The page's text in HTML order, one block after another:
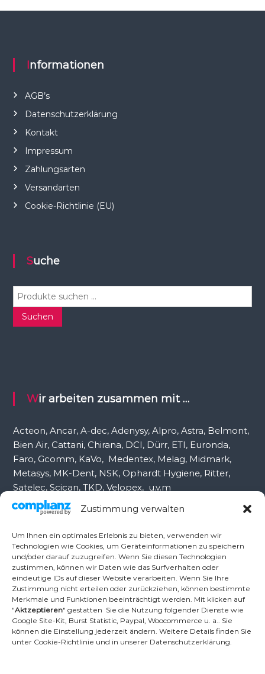
Zustimmung verwalten
Um Ihnen ein optimales Erlebnis zu bieten, verwenden wir
Technologien wie Cookies, um Geräteinformationen zu speichern
und/oder darauf zuzugreifen. Wenn Sie diesen Technologien
zustimmen, können wir Daten wie das Surfverhalten oder
eindeutige IDs auf dieser Website verarbeiten. Wenn Sie Ihre
Zustimmung nicht erteilen oder zurückziehen, können bestimmte
Merkmale und Funktionen beeinträchtigt werden. Mit klicken auf
"Aktzeptieren" gestatten Sie die Nutzung folgender Dienste wie
Google Site-Kit, Burst Statistic, Paypal, Woocommerce u. a.. Sie
können die Einstellung jederzeit ändern. Weitere Details finden Sie
unter Cookie-Richtlinie und in unserer Datenschutzerklärung.
Informationen
AGB’s
Datenschutzerklärung
Kontakt
Impressum
Zahlungsarten
Versandarten
Cookie-Richtlinie (EU)
Suche
h
c
Suchen
Wir arbeiten zusammen mit …
Acteon, Ancar, A-dec, Adenysy, Alpro, Astra, Belmont,
Bien Air, Cattani, Chirana, DCI, Dürr, ETI, Euronda,
Faro, Gcomm, KaVo, Medentex, Melag, Midmark,
Metasys, MK-Dent, NSK, Ophardt Hygiene, Ritter,
Satelec, Scican, TKD, Velopex, u.v.m
Ambident GmbH
Dental Geräte Handel und Service
Neumannstr. 3B
13189 Berlin